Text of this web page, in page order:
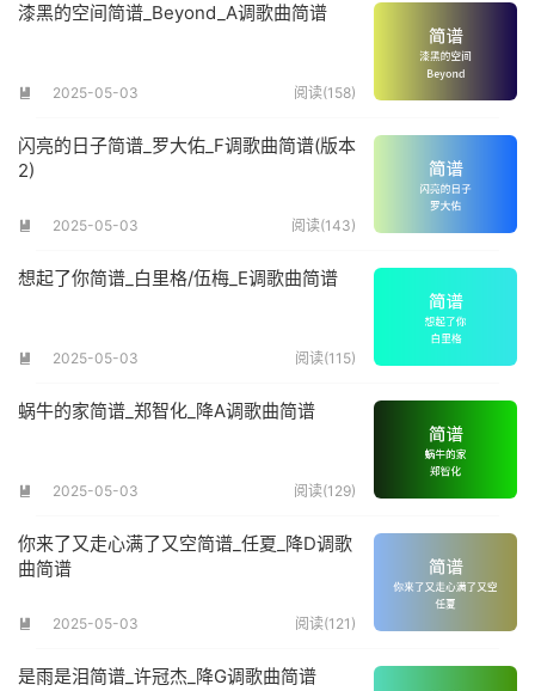
漆黑的空间简谱_Beyond_A调歌曲简谱
 2025-05-03 阅读(158)
闪亮的日子简谱_罗大佑_F调歌曲简谱(版本
2)
 2025-05-03 阅读(143)
想起了你简谱_白里格/伍梅_E调歌曲简谱
 2025-05-03 阅读(115)
蜗牛的家简谱_郑智化_降A调歌曲简谱
 2025-05-03 阅读(129)
你来了又走心满了又空简谱_任夏_降D调歌
曲简谱
 2025-05-03 阅读(121)
是雨是泪简谱_许冠杰_降G调歌曲简谱